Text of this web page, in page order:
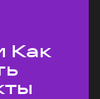
Как